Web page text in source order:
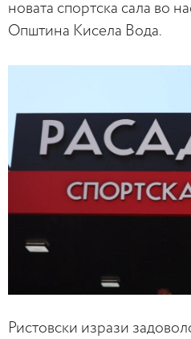
новата спортска сала во
Општина Кисела Вода.
Ристовски изрази